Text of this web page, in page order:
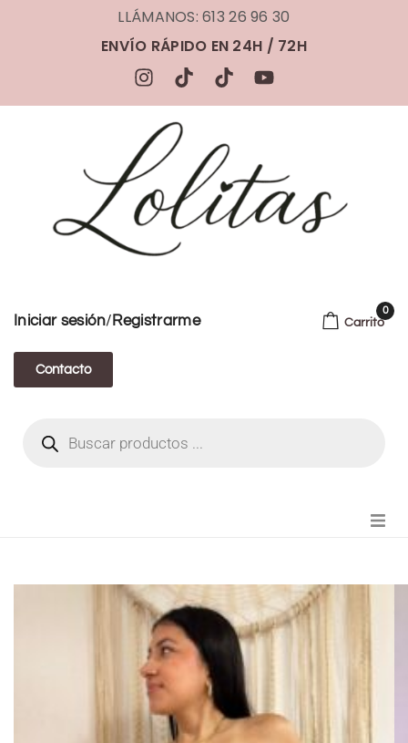
LLÁMANOS: 613 26 96 30
ENVÍO RÁPIDO EN 24H / 72H
Iniciar sesión/ Registrarme
Contacto
Carrito
0
FIANZA TIKTOK
MODA CHICA
BEAUTY